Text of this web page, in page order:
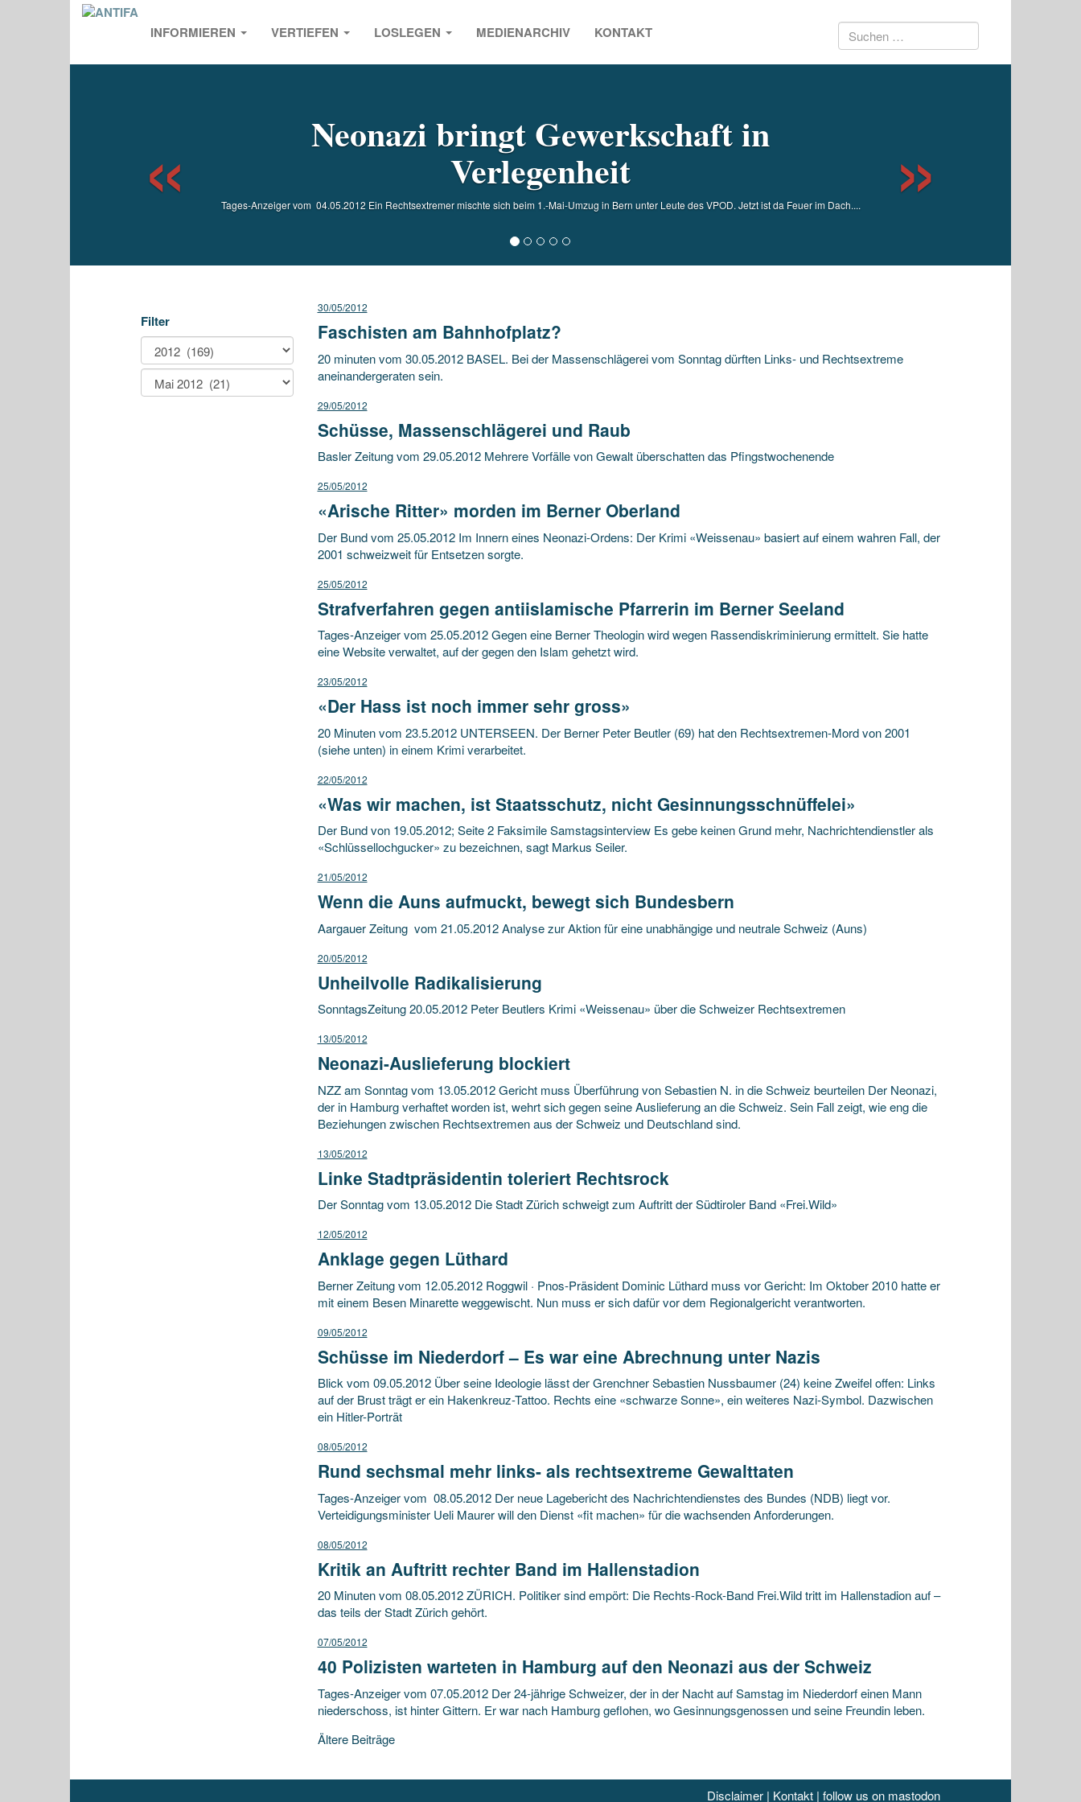
INFORMIEREN VERTIEFEN LOSLEGEN MEDIENARCHIV KONTAKT Suchen
Neonazi bringt Gewerkschaft in
Verlegenheit
Tages-Anzeiger vom 04.05.2012 Ein Rechtsextremer mischte sich beim 1.-Mai-Umzug in Bern unter Leute des VPOD. Jetzt ist da Feuer im Dach....
Previous
Filter
30/05/2012
Faschisten am Bahnhofplatz?
20 minuten vom 30.05.2012 BASEL. Bei der Massenschlägerei vom Sonntag dürften Links- und Rechtsextreme
aneinandergeraten sein.
29/05/2012
Schüsse, Massenschlägerei und Raub
Basler Zeitung vom 29.05.2012 Mehrere Vorfälle von Gewalt überschatten das Pfingstwochenende
25/05/2012
«Arische Ritter» morden im Berner Oberland
Der Bund vom 25.05.2012 Im Innern eines Neonazi-Ordens: Der Krimi «Weissenau» basiert auf einem wahren Fall, der
2001 schweizweit für Entsetzen sorgte.
25/05/2012
Strafverfahren gegen antiislamische Pfarrerin im Berner Seeland
Tages-Anzeiger vom 25.05.2012 Gegen eine Berner Theologin wird wegen Rassendiskriminierung ermittelt. Sie hatte
eine Website verwaltet, auf der gegen den Islam gehetzt wird.
23/05/2012
«Der Hass ist noch immer sehr gross»
20 Minuten vom 23.5.2012 UNTERSEEN. Der Berner Peter Beutler (69) hat den Rechtsextremen-Mord von 2001
(siehe unten) in einem Krimi verarbeitet.
22/05/2012
«Was wir machen, ist Staatsschutz, nicht Gesinnungsschnüffelei»
Der Bund von 19.05.2012; Seite 2 Faksimile Samstagsinterview Es gebe keinen Grund mehr, Nachrichtendienstler als
«Schlüssellochgucker» zu bezeichnen, sagt Markus Seiler.
21/05/2012
Wenn die Auns aufmuckt, bewegt sich Bundesbern
Aargauer Zeitung vom 21.05.2012 Analyse zur Aktion für eine unabhängige und neutrale Schweiz (Auns)
20/05/2012
Unheilvolle Radikalisierung
SonntagsZeitung 20.05.2012 Peter Beutlers Krimi «Weissenau» über die Schweizer Rechtsextremen
13/05/2012
Neonazi-Auslieferung blockiert
NZZ am Sonntag vom 13.05.2012 Gericht muss Überführung von Sebastien N. in die Schweiz beurteilen Der Neonazi,
der in Hamburg verhaftet worden ist, wehrt sich gegen seine Auslieferung an die Schweiz. Sein Fall zeigt, wie eng die
Beziehungen zwischen Rechtsextremen aus der Schweiz und Deutschland sind.
13/05/2012
Linke Stadtpräsidentin toleriert Rechtsrock
Der Sonntag vom 13.05.2012 Die Stadt Zürich schweigt zum Auftritt der Südtiroler Band «Frei.Wild»
12/05/2012
Anklage gegen Lüthard
Berner Zeitung vom 12.05.2012 Roggwil · Pnos-Präsident Dominic Lüthard muss vor Gericht: Im Oktober 2010 hatte er
mit einem Besen Minarette weggewischt. Nun muss er sich dafür vor dem Regionalgericht verantworten.
09/05/2012
Schüsse im Niederdorf – Es war eine Abrechnung unter Nazis
Blick vom 09.05.2012 Über seine Ideologie lässt der Grenchner Sebastien Nussbaumer (24) keine Zweifel offen: Links
auf der Brust trägt er ein Hakenkreuz-Tattoo. Rechts eine «schwarze Sonne», ein weiteres Nazi-Symbol. Dazwischen
ein Hitler-Porträt
08/05/2012
Rund sechsmal mehr links- als rechtsextreme Gewalttaten
Tages-Anzeiger vom 08.05.2012 Der neue Lagebericht des Nachrichtendienstes des Bundes (NDB) liegt vor.
Verteidigungsminister Ueli Maurer will den Dienst «fit machen» für die wachsenden Anforderungen.
08/05/2012
Kritik an Auftritt rechter Band im Hallenstadion
20 Minuten vom 08.05.2012 ZÜRICH. Politiker sind empört: Die Rechts-Rock-Band Frei.Wild tritt im Hallenstadion auf –
das teils der Stadt Zürich gehört.
07/05/2012
40 Polizisten warteten in Hamburg auf den Neonazi aus der Schweiz
Tages-Anzeiger vom 07.05.2012 Der 24-jährige Schweizer, der in der Nacht auf Samstag im Niederdorf einen Mann
niederschoss, ist hinter Gittern. Er war nach Hamburg geflohen, wo Gesinnungsgenossen und seine Freundin leben.
Beitragsnavigation
Ältere Beiträge
Disclaimer| Kontakt| follow us on mastodon